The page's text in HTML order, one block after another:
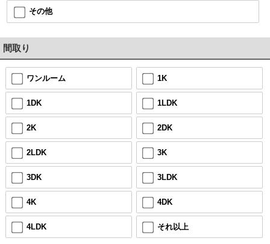
その他
間取り
ワンルーム 1K
1DK 1LDK
2K 2DK
2LDK 3K
3DK 3LDK
4K 4DK
4LDK それ以上